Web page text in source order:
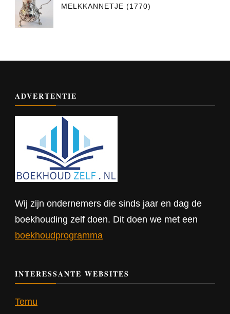
MELKKANNETJE (1770)
ADVERTENTIE
Wij zijn ondernemers die sinds jaar en dag de
boekhouding zelf doen. Dit doen we met een
boekhoudprogramma
INTERESSANTE WEBSITES
Temu